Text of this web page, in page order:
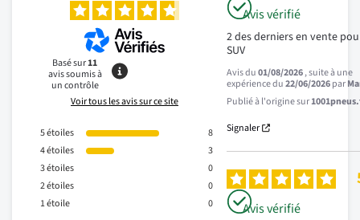
Basé sur11
avis soumis à
un contrôle
Voir tous les avis sur ce site
5étoiles
8
4étoiles
3
3étoiles
0
2étoiles
0
1étoile 0
Avis vérifié
2 des derniers en vente
SUV
Avis du01/08/2026, suite à une
expérience du22/06/2026par
Publié à l'origine sur
Signaler
Avis vérifié